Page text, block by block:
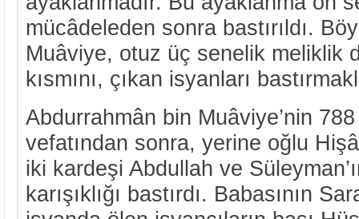
mücâdeleden sonra bastırıldı.
Muâviye, otuz üç senelik meliklik
kısmını, çıkan isyanları
Abdurrahmân bin Muâviye’nin
vefatından sonra, yerine oğlu
iki kardeşi Abdullah ve
karışıklığı bastırdı. Babasının